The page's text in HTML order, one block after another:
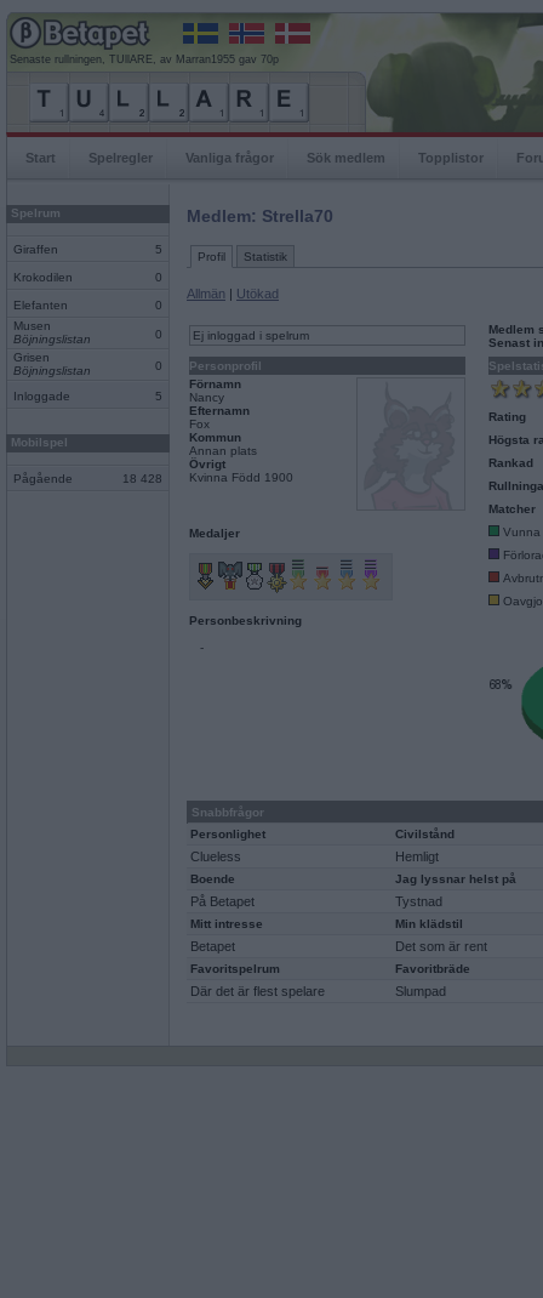
Senaste rullningen, TUllARE, av Marran1955 gav 70p
Start Spelregler Vanliga frågor Sök medlem Topplistor
Spelrum
Giraffen 5
Krokodilen 0
Elefanten
0
Musen
Böjningslistan
0
Grisen
Böjningslistan
0
Inloggade 5
Mobilspel
Pågående 18 428
Medlem: Strella70
Profil Statistik
Allmän | Utökad
Ej inloggad i spelrum
Personprofil
Förnamn
Nancy
Efternamn
Fox
Kommun
Annan plats
Övrigt
Kvinna Född 1900
Medaljer
Personbeskrivning
-
Medlem
Senast
Rating
Högsta
Rankad
Matcher
Vunna
Snabbfrågor
Personlighet
Civilstånd
Clueless Hemligt
Boende Jag lyssnar helst på
På Betapet Tystnad
Mitt intresse Min klädstil
Betapet Det som är rent
Favoritspelrum Favoritbräde
Där det är flest spelare Slumpad